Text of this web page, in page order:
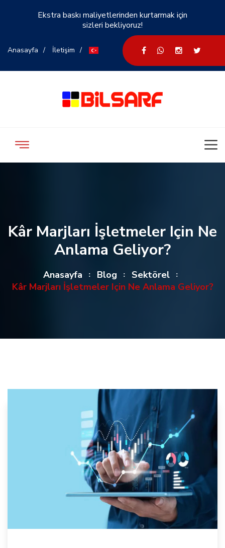
Ekstra baskı maliyetlerinden kurtarmak için
sizleri bekliyoruz!
Anasayfa İletişim
Kâr Marjları İşletmeler Için Ne
Anlama Geliyor?
Anasayfa Blog
Sektörel
Kâr Marjları İşletmeler Için Ne Anlama Geliyor?